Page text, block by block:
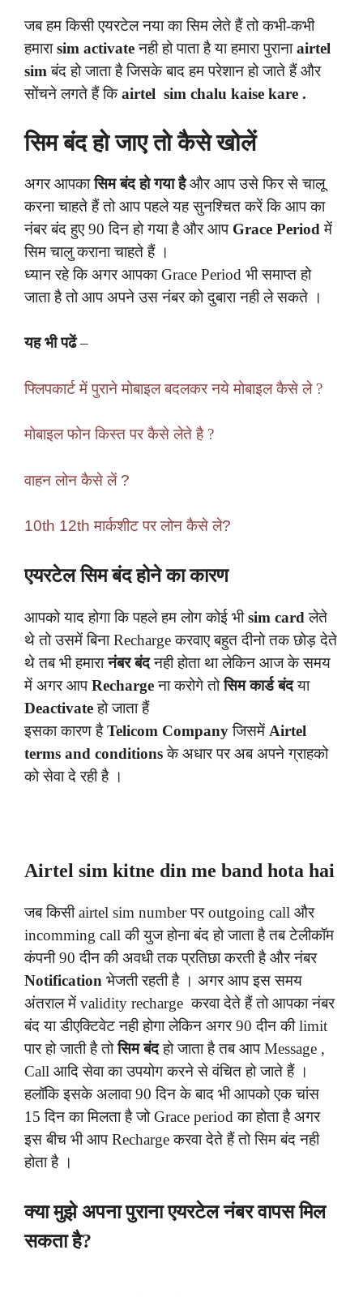
जब हम किसी एयरटेल नया का सिम लेते हैं तो कभी-कभी
हमाराsim activateनही हो पाता है या हमारा पुरानाairtel
sim बंद हो जाता है जिसके बाद हम परेशान हो जाते हैं और
सोंचने लगते हैं किairtel sim chalu kaise kare .
सिम बंद हो जाए तो कैसे खोलें
अगर आपकासिम बंद हो गया हैऔर आप उसे फिर से चालू
करना चाहते हैं तो आप पहले यह सुनश्चित करें कि आप का
नंबर बंद हुए 90 दिन हो गया है और आप Grace Period में
सिम चालु कराना चाहते हैं ।
ध्यान रहे कि अगर आपका Grace Period भी समाप्त हो
जाता है तो आप अपने उस नंबर को दुबारा नही ले सकते ।
यह भी पढें–
फ्लिपकार्ट में पुराने मोबाइल बदलकर नये मोबाइल कैसे ले ?
मोबाइल फोन किस्त पर कैसे लेते है ?
वाहन लोन कैसे लें ?
10th 12th मार्कशीट पर लोन कैसे ले?
एयरटेल सिम बंद होने का कारण
आपको याद होगा कि पहले हम लोग कोई भीsim card लेते
थे तो उसमें बिना Recharge करवाए बहुत दीनो तक छोड़ देते
थे तब भी हमारानंबर बंदनही होता था लेकिन आज के समय
में अगर आपRechargeना करोगे तोसिम कार्ड बंदया
Deactivateहो जाता हैं
इसका कारण हैTelicom Companyजिसमें Airtel
terms and conditionsके अधार पर अब अपने ग्राहको
को सेवा दे रही है ।
Airtel sim kitne din me band hota hai
जब किसी airtel sim number पर outgoing call और
incomming call की युज होना बंद हो जाता है तब टेलीकॉम
कंपनी 90 दीन की अवधी तक प्रतिछा करती है और नंबर
Notification भेजती रहती है । अगर आप इस समय
अंतराल में validity recharge करवा देते हैं तो आपका नंबर
बंद या डीएक्टिवेट नही होगा लेकिन अगर 90 दीन की limit
पार हो जाती है तोसिम बंदहो जाता है तब आप Message ,
Call आदि सेवा का उपयोग करने से वंचित हो जाते हैं ।
हलॉकि इसके अलावा 90 दिन के बाद भी आपको एक चांस
15 दिन का मिलता है जो Grace period का होता है अगर
इस बीच भी आप Recharge करवा देते हैं तो सिम बंद नही
होता है ।
क्या मुझे अपना पुराना एयरटेल नंबर वापस मिल
सकता है?